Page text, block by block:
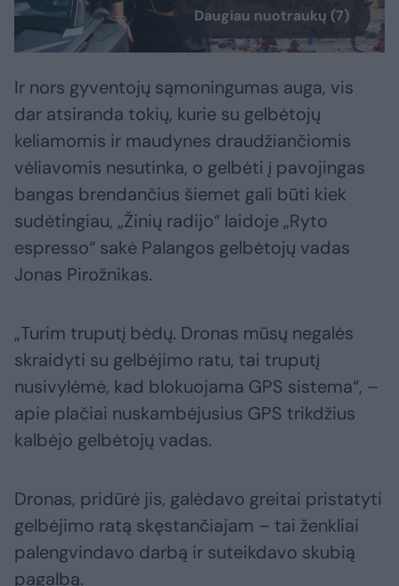
Daugiau nuotraukų (7)
Ir nors gyventojų sąmoningumas auga, vis
dar atsiranda tokių, kurie su gelbėtojų
keliamomis ir maudynes draudžiančiomis
vėliavomis nesutinka, o gelbėti į pavojingas
bangas brendančius šiemet gali būti kiek
sudėtingiau, „Žinių radijo“ laidoje „Ryto
espresso“ sakė Palangos gelbėtojų vadas
Jonas Pirožnikas.
„Turim truputį bėdų. Dronas mūsų negalės
skraidyti su gelbėjimo ratu, tai truputį
nusivylėmė, kad blokuojama GPS sistema“, –
apie plačiai nuskambėjusius GPS trikdžius
kalbėjo gelbėtojų vadas.
Dronas, pridūrė jis, galėdavo greitai pristatyti
gelbėjimo ratą skęstančiajam – tai ženkliai
palengvindavo darbą ir suteikdavo skubią
pagalbą.